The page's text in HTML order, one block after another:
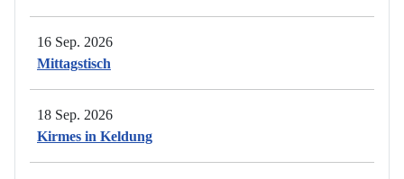
16 Sep. 2026
Mittagstisch
18 Sep. 2026
Kirmes in Keldung